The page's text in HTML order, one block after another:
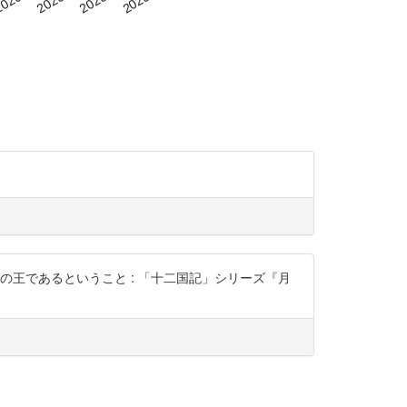
王であるということ : 「十二国記」シリーズ『月